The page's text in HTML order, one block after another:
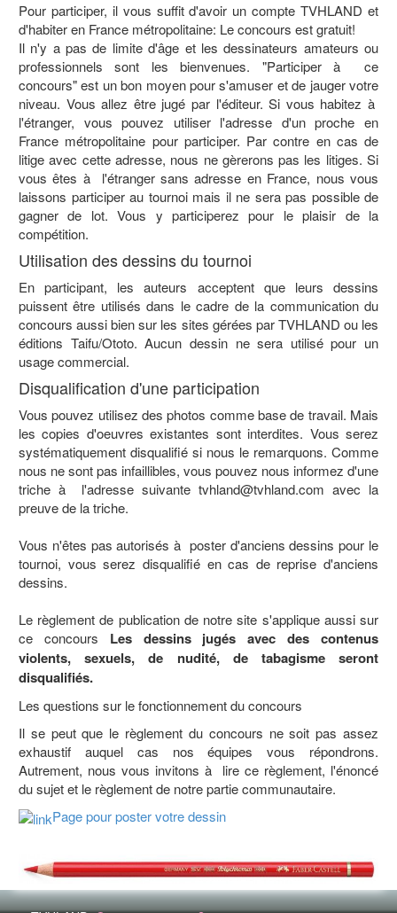
Pour participer, il vous suffit d'avoir un compte TVHLAND et
d'habiter en France métropolitaine: Le concours est gratuit!
Il n'y a pas de limite d'âge et les dessinateurs amateurs ou
professionnels sont les bienvenues. "Participer à ce
concours" est un bon moyen pour s'amuser et de jauger votre
niveau. Vous allez être jugé par l'éditeur. Si vous habitez à
l'étranger, vous pouvez utiliser l'adresse d'un proche en
France métropolitaine pour participer. Par contre en cas de
litige avec cette adresse, nous ne gèrerons pas les litiges. Si
vous êtes à l'étranger sans adresse en France, nous vous
laissons participer au tournoi mais il ne sera pas possible de
gagner de lot. Vous y participerez pour le plaisir de la
compétition.
Utilisation des dessins du tournoi
En participant, les auteurs acceptent que leurs dessins
puissent être utilisés dans le cadre de la communication du
concours aussi bien sur les sites gérées par TVHLAND ou les
éditions Taifu/Ototo. Aucun dessin ne sera utilisé pour un
usage commercial.
Disqualification d'une participation
Vous pouvez utilisez des photos comme base de travail. Mais
les copies d'oeuvres existantes sont interdites. Vous serez
systématiquement disqualifié si nous le remarquons. Comme
nous ne sont pas infaillibles, vous pouvez nous informez d'une
triche à l'adresse suivante tvhland@tvhland.com avec la
preuve de la triche.
Vous n'êtes pas autorisés à poster d'anciens dessins pour le
tournoi, vous serez disqualifié en cas de reprise d'anciens
dessins.
Le règlement de publication de notre site s'applique aussi sur
ce concours Les dessins jugés avec des contenus
violents, sexuels, de nudité, de tabagisme seront
disqualifiés.
Les questions sur le fonctionnement du concours
Il se peut que le règlement du concours ne soit pas assez
exhaustif auquel cas nos équipes vous répondrons.
Autrement, nous vous invitons à lire ce règlement, l'énoncé
du sujet et le règlement de notre partie communautaire.
Page pour poster votre dessin